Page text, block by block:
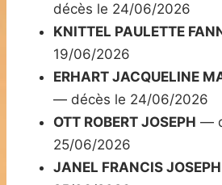
décès le 24/06/2026
KNITTEL PAULETTE
19/06/2026
ERHART JACQUELINE
— décès le 24/06/2026
OTT ROBERT JOSEPH —
25/06/2026
JANEL FRANCIS JOSEPH